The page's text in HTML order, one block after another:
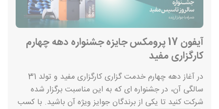
آیفون 17 پرومکس جایزه جشنواره دهه چهارم
کارگزاری مفید
در آغاز دهه چهارم خدمت گزاری کارگزاری مفید و تولد 31
سالگی آن، در جشنواره ای که به این مناسبت برگزار شده
شرکت کنید تا یکی از برندگان جوایز ویژه آن باشید. با کسب